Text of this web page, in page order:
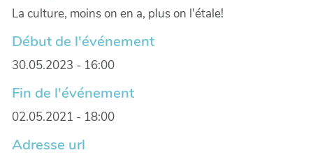
La culture, moins on en a, plus on l'étale!
Début de l'événement
30.05.2023 - 16:00
Fin de l'événement
02.05.2021 - 18:00
Adresse url